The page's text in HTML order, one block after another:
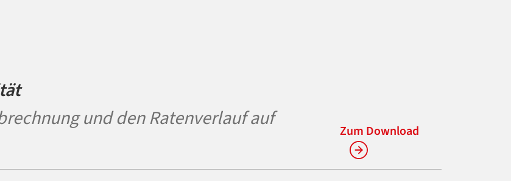
und den Ratenverlauf auf
Zum Download